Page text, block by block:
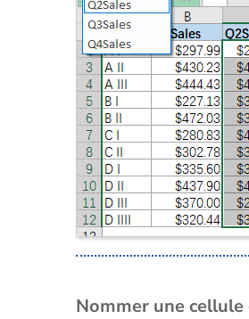
Nommer une